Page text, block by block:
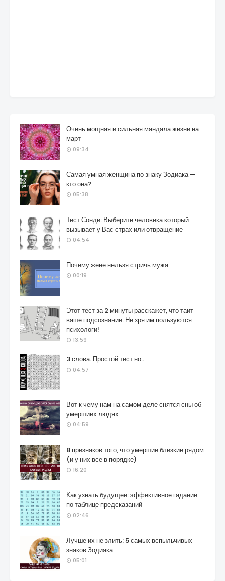
Очень мощная и сильная мандала жизни на
март
09:34
Самая умная женщина по знаку Зодиака —
кто она?
05:38
Тест Сонди: Выберите человека который
вызывает у Вас страх или отвращение
04:54
Почему жене нельзя стричь мужа
00:19
Этот тест за 2 минуты расскажет, что таит
ваше подсознание. Не зря им пользуются
психологи!
13:59
3 слова. Простой тест но..
04:57
Вот к чему нам на самом деле снятся сны об
умершиих людях
04:59
8 признаков того, что умершие близкие рядом
(и у них все в порядке)
16:20
Как узнать будущее: эффективное гадание
по таблице предсказаний
02:46
Лучше их не злить: 5 самых вспыльчивых
знаков Зодиака
05:01